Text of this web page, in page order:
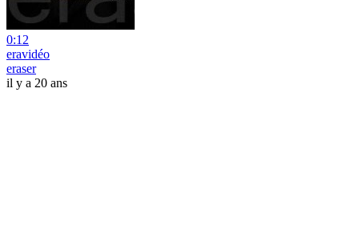
0:12
eravidéo
eraser
il y a 20 ans